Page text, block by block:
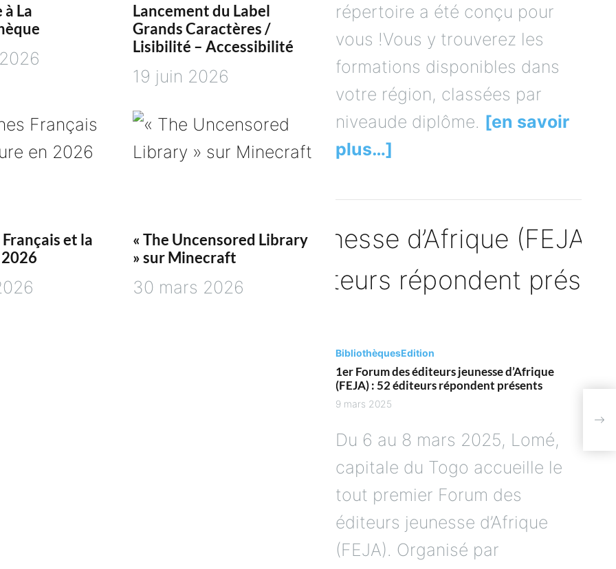
La
Lancement du Label
Grands Caractères /
Lisibilité – Accessibilité
19 juin 2026
et la
« The Uncensored Library
» sur Minecraft
30 mars 2026
répertoire a été conçu pour
vous !Vous y trouverez les
formations disponibles dans
votre région, classées par
niveaude diplôme. [en savoir
plus…]
BibliothèquesEdition
1er Forum des éditeurs jeunesse d’Afrique
(FEJA) : 52 éditeurs répondent présents
9 mars 2025
Du 6 au 8 mars 2025, Lomé,
capitale du Togo accueille le
tout premier Forum des
éditeurs jeunesse d’Afrique
(FEJA). Organisé par